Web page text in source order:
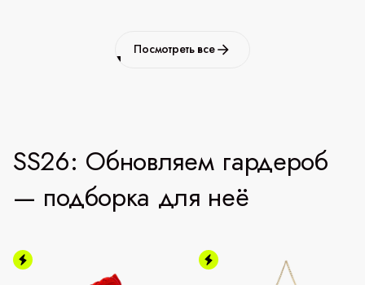
Посмотреть все
SS26: Обновляем гардероб
— подборка для неё